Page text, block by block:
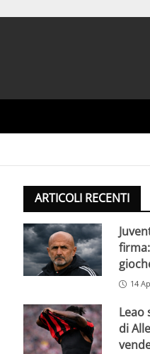
ARTICOLI RECENTI
14
Leao
di